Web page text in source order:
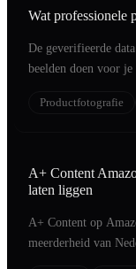
Wat professionele
De geverifieerde
beelden doen voor
Productfotografie
A+ Content
laten liggen
A+ Content op
meerderheid van